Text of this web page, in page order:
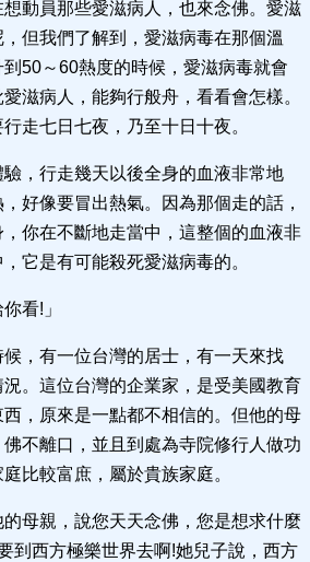
動員那些愛滋病人，也來念佛。愛滋
但我們了解到，愛滋病毒在那個溫
50～60熱度的時候，愛滋病毒就會
滋病人，能夠行般舟，看看會怎樣。
走七日七夜，乃至十日十夜。
，行走幾天以後全身的血液非常地
好像要冒出熱氣。因為那個走的話，
你在不斷地走當中，這整個的血液非
它是有可能殺死愛滋病毒的。
看!」
，有一位台灣的居士，有一天來找
。這位台灣的企業家，是受美國教育
，原來是一點都不相信的。但他的母
不離口，並且到處為寺院修行人做功
比較富庶，屬於貴族家庭。
母親，說您天天念佛，您是想求什麼
到西方極樂世界去啊!她兒子說，西方